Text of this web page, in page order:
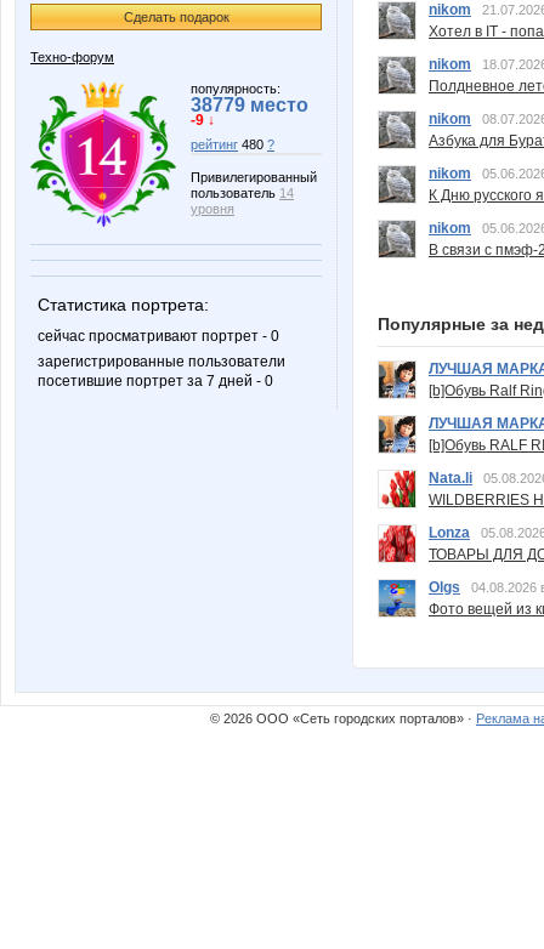
Сделать подарок
Техно-форум
популярность:
38779 место
-9 ↓
рейтинг 480 ?
Привилегированный
пользователь 14
уровня
Статистика портрета:
сейчас просматривают портрет - 0
зарегистрированные пользователи
посетившие портрет за 7 дней - 0
nikom
Хотел в IT -
nikom
Полдневное
nikom
Азбука для
nikom
К Дню русского
nikom
В связи с пмэф-
Популярные за
ЛУЧШАЯ
[b]Обувь Ralf
ЛУЧШАЯ
[b]Обувь RALF
Nata.li
Lonza
ТОВАРЫ ДЛЯ
Olgs
04.08.2026
Фото вещей из
© 2026 ООО «Сеть городских порталов» · Реклама